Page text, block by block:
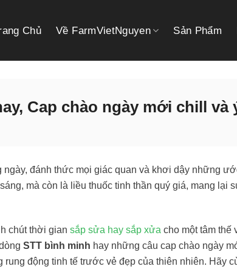
Chủ Về FarmVietNguyen Sản Phẩm
Cap chào ngày mới chill và
đánh thức mọi giác quan và khơi dậy những
mà còn là liều thuốc tinh thần quý giá, mang lại
chút thời gian sắp sửa hay sắp xửa cho một tâm thế
STT bình minh hay những câu cap chào ngày
động tinh tế trước vẻ đẹp của thiên nhiên. Hãy